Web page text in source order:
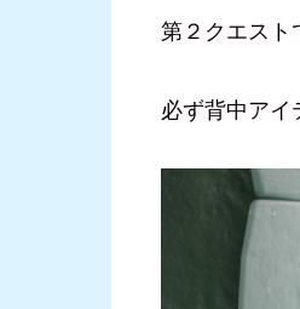
第２クエスト
必ず背中アイ